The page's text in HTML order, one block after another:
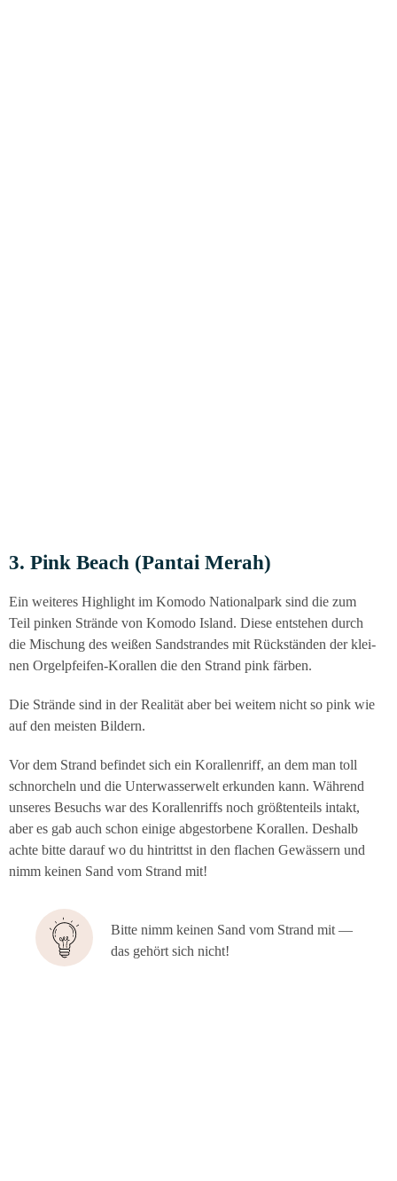
3. Pink Beach (Pan­tai Merah)
Ein wei­te­res High­light im Komo­do Natio­nal­park sind die zum
Teil pin­ken Strän­de von Komo­do Island. Die­se ent­ste­hen durch
die Mischung des wei­ßen Sand­stran­des mit Rück­stän­den der klei­
nen Orgel­pfei­fen-Koral­len die den Strand pink färben.
Die Strän­de sind in der Rea­li­tät aber bei wei­tem nicht so pink wie
auf den meis­ten Bildern.
Vor dem Strand befin­det sich ein Koral­len­riff, an dem man toll
schnor­cheln und die Unter­was­ser­welt erkun­den kann. Wäh­rend
unse­res Besuchs war des Koral­len­riffs noch größ­ten­teils intakt,
aber es gab auch schon eini­ge abge­stor­be­ne Koral­len. Des­halb
ach­te bit­te dar­auf wo du hin­trittst in den fla­chen Gewäs­sern und
nimm kei­nen Sand vom Strand mit!
Bit­te nimm kei­nen Sand vom Strand mit —
das gehört sich nicht!